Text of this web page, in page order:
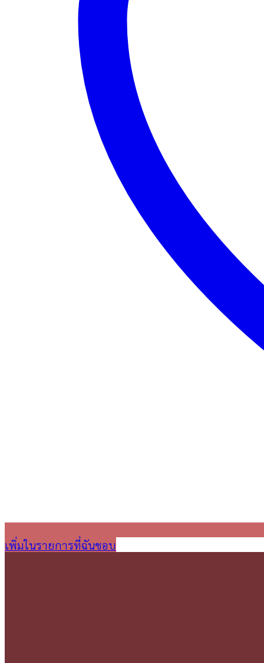
เพิ่มในรายการที่ฉันชอบ